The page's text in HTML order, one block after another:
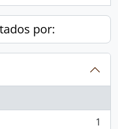
por:
1